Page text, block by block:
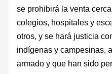
se prohibirá la venta
colegios, hospitales y
otros, y se hará justicia
indígenas y campesinas,
armado y que han sido